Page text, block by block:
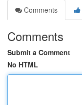
Comments
Comments
Submit a Comment
No HTML